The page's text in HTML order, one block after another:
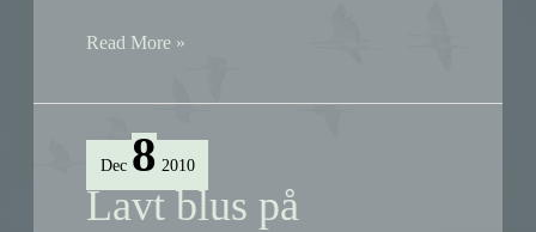
Revision
Københavns
Skyttecenters
miljøgodkendelse
Read More »
Dec 8 2010
Lavt blus på